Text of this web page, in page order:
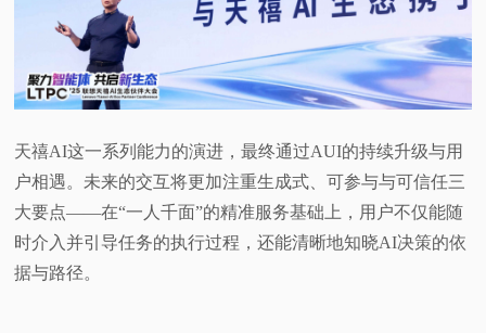
天禧AI这一系列能力的演进，最终通过AUI的持续升级与用
户相遇。未来的交互将更加注重生成式、可参与与可信任三
大要点——在“一人千面”的精准服务基础上，用户不仅能随
时介入并引导任务的执行过程，还能清晰地知晓AI决策的依
据与路径。